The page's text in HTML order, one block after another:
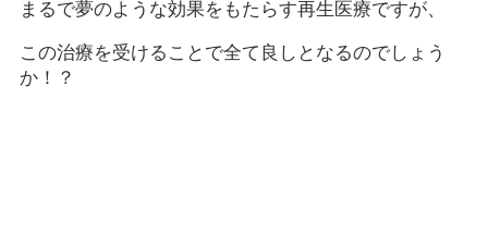
まるで夢のような効果をもたらす再生医療ですが、
この治療を受けることで全て良しとなるのでしょう
か！？